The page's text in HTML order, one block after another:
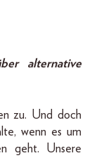
alternative
zu. Und doch
wenn es um
geht. Unsere